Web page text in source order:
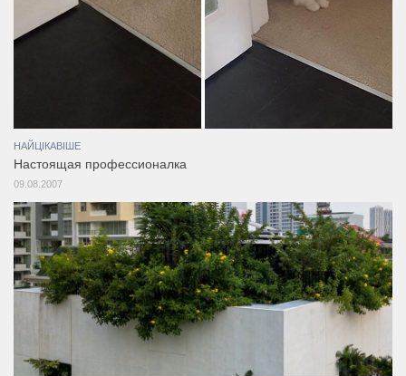
НАЙЦІКАВІШЕ
Настоящая профессионалка
09.08.2007